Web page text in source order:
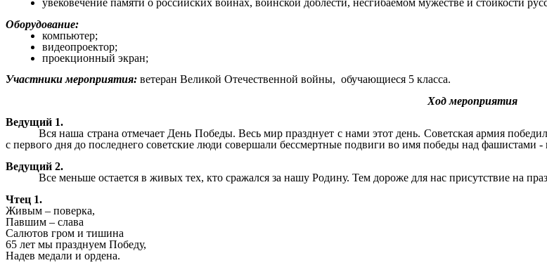
Оборудование:
компьютер;
видеопроектор;
проекционный экран;
Участники мероприятия: ветеран Великой Отечественной войны, обучающиеся 5 класса.
Ход мероприятия
Ведущий 1.
Вся наша страна отмечает День Победы. Весь мир празднует с нами этот день. Советская армия
с первого дня до последнего советские люди совершали бессмертные подвиги во имя победы над фашистами -
Ведущий 2.
Все меньше остается в живых тех, кто сражался за нашу Родину. Тем дороже для нас присутствие на
Чтец 1.
Живым – поверка,
Павшим – слава
Салютов гром и тишина
65 лет мы празднуем Победу,
Надев медали и ордена.